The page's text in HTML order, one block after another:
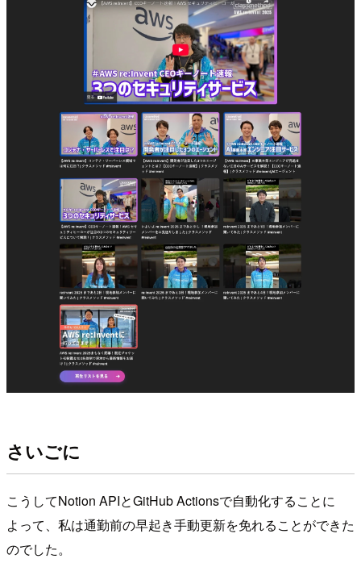
さいごに
こうしてNotion APIとGitHub Actionsで自動化することに
よって、私は通勤前の早起き手動更新を免れることができた
のでした。